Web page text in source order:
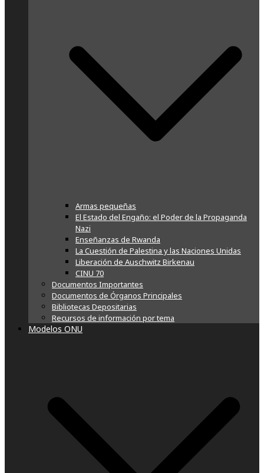
Armas pequeñas
El Estado del Engaño: el Poder de la Propaganda
Nazi
Enseñanzas de Rwanda
La Cuestión de Palestina y las Naciones Unidas
Liberación de Auschwitz Birkenau
CINU 70
Documentos Importantes
Documentos de Órganos Principales
Bibliotecas Depositarias
Recursos de información por tema
Modelos ONU